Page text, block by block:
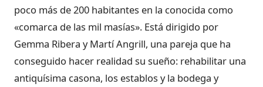
poco más de 200 habitantes en la conocida como
«comarca de las mil masías». Está dirigido por
Gemma Ribera y Martí Angrill, una pareja que ha
conseguido hacer realidad su sueño: rehabilitar una
antiquísima casona, los establos y la bodega y